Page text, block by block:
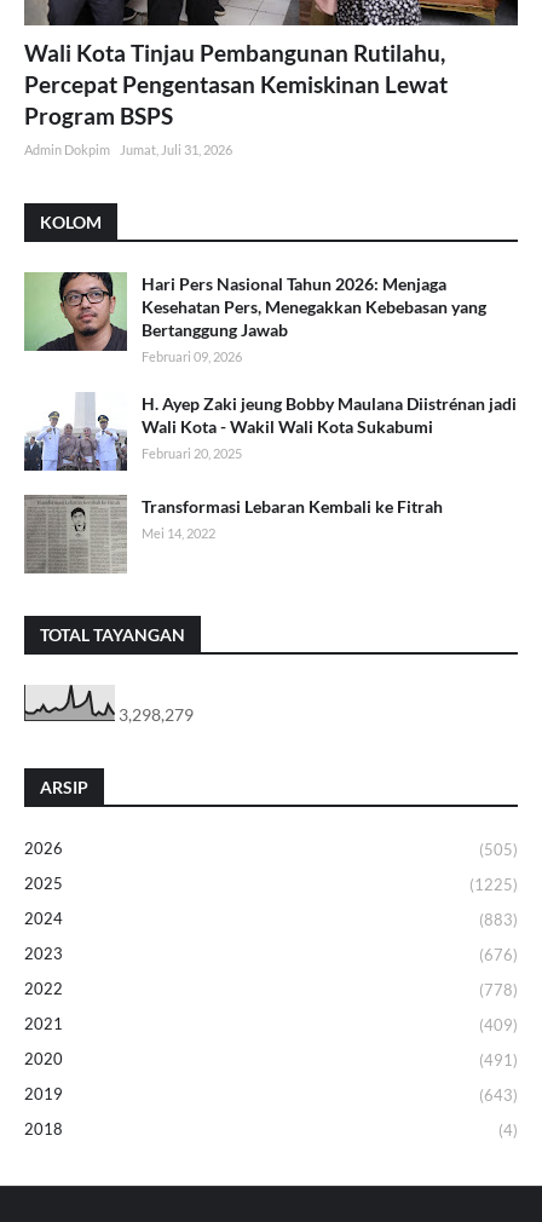
Wali Kota Tinjau Pembangunan Rutilahu,
Percepat Pengentasan Kemiskinan Lewat
Program BSPS
Admin Dokpim Jumat, Juli 31, 2026
KOLOM
Hari Pers Nasional Tahun 2026: Menjaga
Kesehatan Pers, Menegakkan Kebebasan yang
Bertanggung Jawab
Februari 09, 2026
H. Ayep Zaki jeung Bobby Maulana Diistrénan jadi
Wali Kota - Wakil Wali Kota Sukabumi
Februari 20, 2025
Transformasi Lebaran Kembali ke Fitrah
Mei 14, 2022
TOTAL TAYANGAN
3,298,279
ARSIP
2026
(505)
2025
(1225)
2024
(883)
2023
(676)
2022
(778)
2021
(409)
2020
(491)
2019
(643)
2018
(4)